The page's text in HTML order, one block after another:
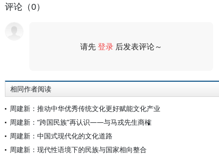
评论（0）
请先登录 后发表评论～
相同作者阅读
周建新：推动中华优秀传统文化更好赋能文化产业
周建新：“跨国民族”再认识——与马戎先生商榷
周建新：中国式现代化的文化道路
周建新：现代性语境下的民族与国家相向整合